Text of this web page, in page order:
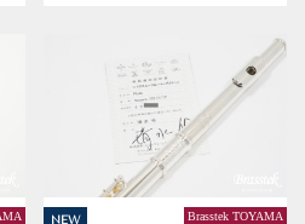
NEW Brasstek TOYAMA